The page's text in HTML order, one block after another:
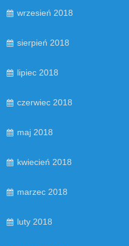
wrzesień 2018
sierpień 2018
lipiec 2018
czerwiec 2018
maj 2018
kwiecień 2018
marzec 2018
luty 2018